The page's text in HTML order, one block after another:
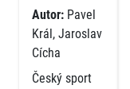
Autor: Pavel
Král, Jaroslav
Cícha
Český sport